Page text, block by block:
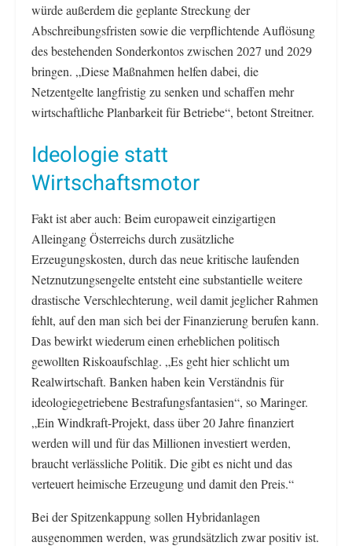
würde außerdem die geplante Streckung der
Abschreibungsfristen sowie die verpflichtende Auflösung
des bestehenden Sonderkontos zwischen 2027 und 2029
bringen. „Diese Maßnahmen helfen dabei, die
Netzentgelte langfristig zu senken und schaffen mehr
wirtschaftliche Planbarkeit für Betriebe“, betont Streitner.
Ideologie statt
Wirtschaftsmotor
Fakt ist aber auch: Beim europaweit einzigartigen
Alleingang Österreichs durch zusätzliche
Erzeugungskosten, durch das neue kritische laufenden
Netznutzungsengelte entsteht eine substantielle weitere
drastische Verschlechterung, weil damit jeglicher Rahmen
fehlt, auf den man sich bei der Finanzierung berufen kann.
Das bewirkt wiederum einen erheblichen politisch
gewollten Riskoaufschlag. „Es geht hier schlicht um
Realwirtschaft. Banken haben kein Verständnis für
ideologiegetriebene Bestrafungsfantasien“, so Maringer.
„Ein Windkraft-Projekt, dass über 20 Jahre finanziert
werden will und für das Millionen investiert werden,
braucht verlässliche Politik. Die gibt es nicht und das
verteuert heimische Erzeugung und damit den Preis.“
Bei der Spitzenkappung sollen Hybridanlagen
ausgenommen werden, was grundsätzlich zwar positiv ist.